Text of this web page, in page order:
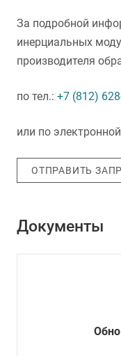
За подробной
инерциальных
производителя
по тел.: +7 (812)
или по
ОТПРАВИТЬ
Документы